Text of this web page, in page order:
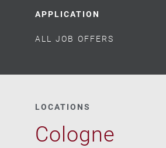
APPLICATION
ALL JOB OFFERS
LOCATIONS
Cologne